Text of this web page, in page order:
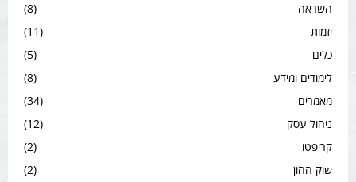
השראה
(8)
יזמות
(11)
כלים
(5)
לימודים ומידע
(8)
מאמרים
(34)
ניהול עסק
(12)
קריפטו
(2)
שוק ההון
(2)